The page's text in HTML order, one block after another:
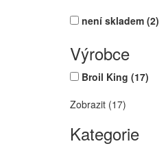
není skladem (2)
Výrobce
Broil King (17)
Zobrazit (17)
Kategorie